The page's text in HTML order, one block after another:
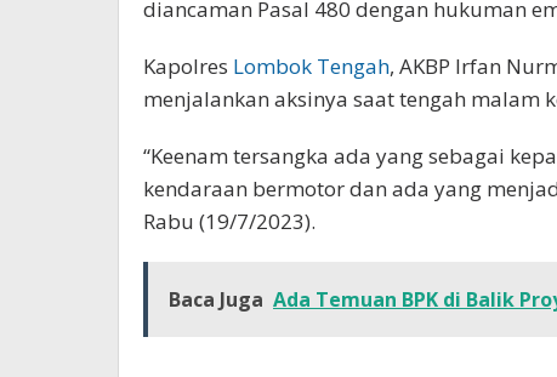
diancaman Pasal 480 dengan hukuman
Kapolres Lombok Tengah, AKBP Irfan
menjalankan aksinya saat tengah malam
“Keenam tersangka ada yang sebagai
kendaraan bermotor dan ada yang
Rabu (19/7/2023).
Baca Juga Ada Temuan BPK di Balik